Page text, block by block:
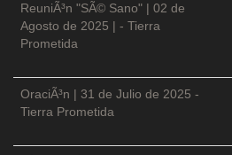
ReuniÃ³n "SÃ© Sano" | 02 de
Agosto de 2025 | - Tierra
Prometida
OraciÃ³n | 31 de Julio de 2025 -
Tierra Prometida